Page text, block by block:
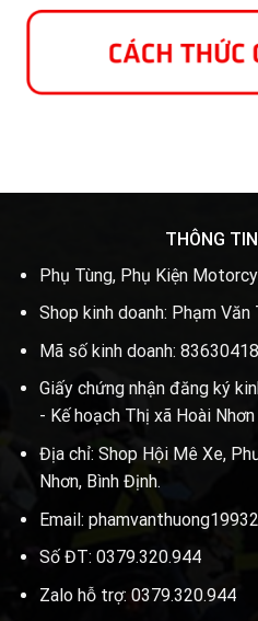
THÔNG
Phụ Tùng, Phụ Kiện
Shop kinh doanh: Phạm Văn
Mã số kinh doanh:
Giấy chứng nhận đăng ký
- Kế hoạch Thị xã Hoài
Địa chỉ: Shop Hội Mê Xe,
Nhơn, Bình Định.
Email:
Số ĐT: 0379.320.944
Zalo hỗ trợ: 0379.320.944